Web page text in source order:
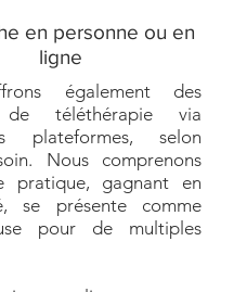
en personne ou en
ligne
également des
de téléthérapie via
plateformes, selon
Nous comprenons
pratique, gagnant en
se présente comme
pour de multiples